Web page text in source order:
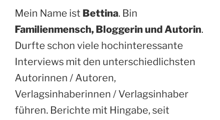
Mein Name ist Bettina. Bin
Familienmensch, Bloggerin und Autorin.
Durfte schon viele hochinteressante
Interviews mit den unterschiedlichsten
Autorinnen / Autoren,
Verlagsinhaberinnen / Verlagsinhaber
führen. Berichte mit Hingabe, seit